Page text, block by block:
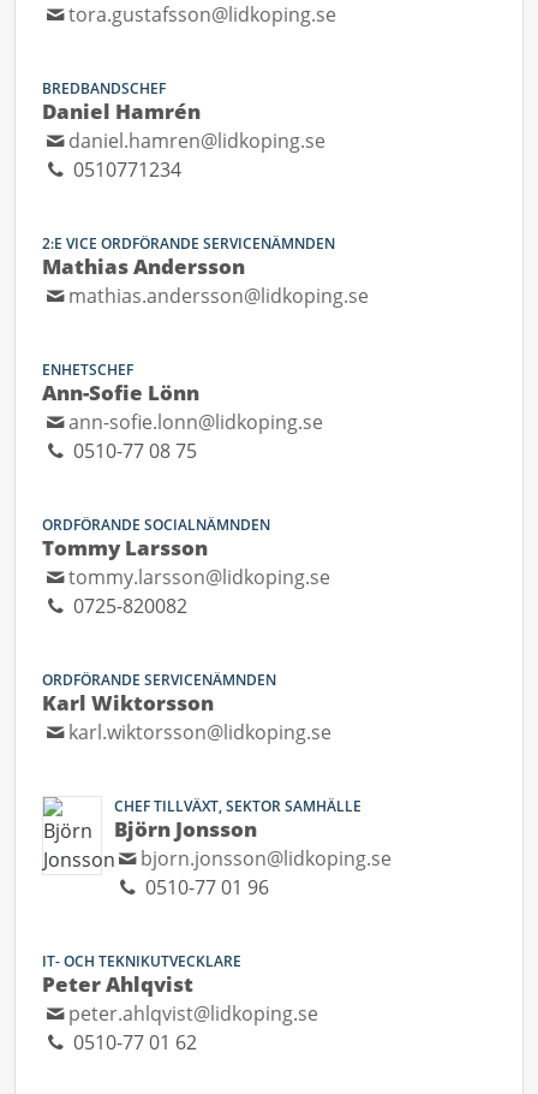
tora.gustafsson@lidkoping.se
BREDBANDSCHEF
Daniel Hamrén
daniel.hamren@lidkoping.se
0510771234
2:E VICE ORDFÖRANDE SERVICENÄMNDEN
Mathias Andersson
mathias.andersson@lidkoping.se
ENHETSCHEF
Ann-Sofie Lönn
ann-sofie.lonn@lidkoping.se
0510-77 08 75
ORDFÖRANDE SOCIALNÄMNDEN
Tommy Larsson
tommy.larsson@lidkoping.se
0725-820082
ORDFÖRANDE SERVICENÄMNDEN
Karl Wiktorsson
karl.wiktorsson@lidkoping.se
CHEF TILLVÄXT, SEKTOR SAMHÄLLE
Björn Jonsson
bjorn.jonsson@lidkoping.se
0510-77 01 96
IT- OCH TEKNIKUTVECKLARE
Peter Ahlqvist
peter.ahlqvist@lidkoping.se
0510-77 01 62